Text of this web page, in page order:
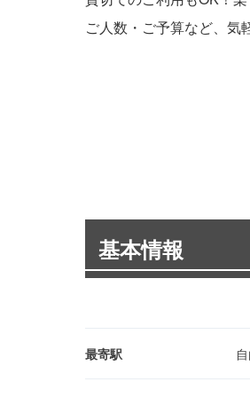
ご人数・ご予算など、気
基本情報
最寄駅